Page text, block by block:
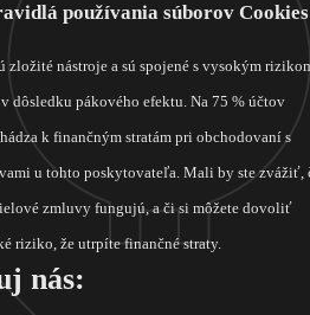
používania súborov Cookies
zložité nástroje a sú spojené s vysokým
dôsledku pákového efektu. Na 75 % účtov
k finančným stratám pri obchodovaní s
u tohto poskytovateľa. Mali by ste zvážiť,
zmluvy fungujú, a či si môžete dovoliť
riziko, že utrpíte finančné straty.
nás: